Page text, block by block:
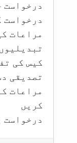
درخواست
درخواست
مراعات
کیس کی
تصدیقی
مراعات
کریں
درخواست